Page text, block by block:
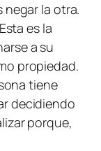
la otra.
es la
a su
propiedad.
tiene
decidiendo
porque,